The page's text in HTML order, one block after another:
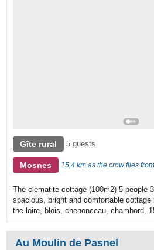
Gîte rural 5 guests
Mosnes 15,4 km as the crow flies
The clematite cottage (100m2) 5 people
spacious, bright and comfortable
the loire, blois, chenonceau, chambord,
Au Moulin de Pasnel